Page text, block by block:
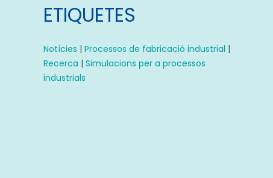
ETIQUETES
Notícies |Processos de fabricació industrial |
Recerca |Simulacions per a processos
industrials